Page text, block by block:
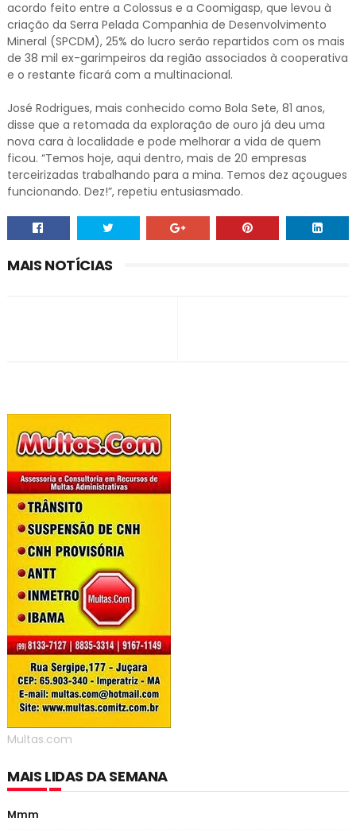
acordo feito entre a Colossus e a Coomigasp, que levou à
criação da Serra Pelada Companhia de Desenvolvimento
Mineral (SPCDM), 25% do lucro serão repartidos com os mais
de 38 mil ex-garimpeiros da região associados à cooperativa
e o restante ficará com a multinacional.
José Rodrigues, mais conhecido como Bola Sete, 81 anos,
disse que a retomada da exploração de ouro já deu uma
nova cara à localidade e pode melhorar a vida de quem
ficou. “Temos hoje, aqui dentro, mais de 20 empresas
terceirizadas trabalhando para a mina. Temos dez açougues
funcionando. Dez!”, repetiu entusiasmado.
MAIS NOTÍCIAS
Multas.com
MAIS LIDAS DA SEMANA
Mmm